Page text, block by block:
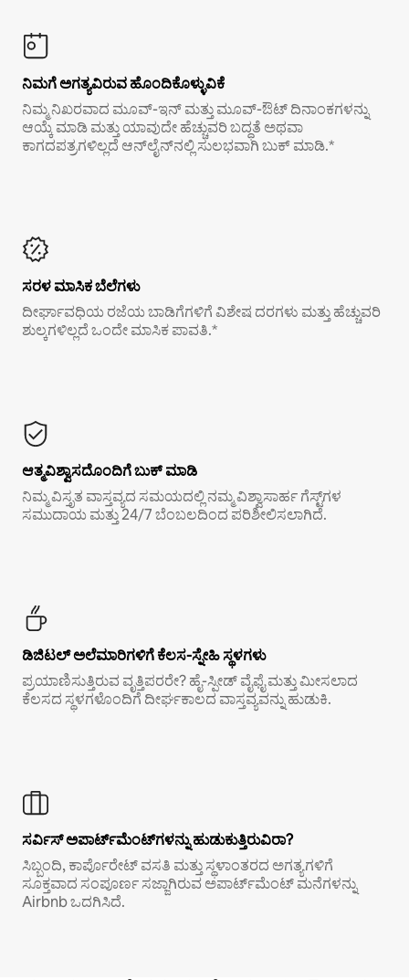
ನಿಮಗೆ ಅಗತ್ಯವಿರುವ ಹೊಂದಿಕೊಳ್ಳುವಿಕೆ
ನಿಮ್ಮ ನಿಖರವಾದ ಮೂವ್-ಇನ್ ಮತ್ತು ಮೂವ್-ಔಟ್ ದಿನಾಂಕಗಳನ್ನು
ಆಯ್ಕೆ ಮಾಡಿ ಮತ್ತು ಯಾವುದೇ ಹೆಚ್ಚುವರಿ ಬದ್ಧತೆ ಅಥವಾ
ಕಾಗದಪತ್ರಗಳಿಲ್ಲದೆ ಆನ್‌ಲೈನ್‌ನಲ್ಲಿ ಸುಲಭವಾಗಿ ಬುಕ್ ಮಾಡಿ.*
ಸರಳ ಮಾಸಿಕ ಬೆಲೆಗಳು
ದೀರ್ಘಾವಧಿಯ ರಜೆಯ ಬಾಡಿಗೆಗಳಿಗೆ ವಿಶೇಷ ದರಗಳು ಮತ್ತು ಹೆಚ್ಚುವರಿ
ಶುಲ್ಕಗಳಿಲ್ಲದೆ ಒಂದೇ ಮಾಸಿಕ ಪಾವತಿ.*
ಆತ್ಮವಿಶ್ವಾಸದೊಂದಿಗೆ ಬುಕ್ ಮಾಡಿ
ನಿಮ್ಮ ವಿಸ್ತೃತ ವಾಸ್ತವ್ಯದ ಸಮಯದಲ್ಲಿ ನಮ್ಮ ವಿಶ್ವಾಸಾರ್ಹ ಗೆಸ್ಟ್‌ಗಳ
ಸಮುದಾಯ ಮತ್ತು 24/7 ಬೆಂಬಲದಿಂದ ಪರಿಶೀಲಿಸಲಾಗಿದೆ.
ಡಿಜಿಟಲ್ ಅಲೆಮಾರಿಗಳಿಗೆ ಕೆಲಸ-ಸ್ನೇಹಿ ಸ್ಥಳಗಳು
ಪ್ರಯಾಣಿಸುತ್ತಿರುವ ವೃತ್ತಿಪರರೇ? ಹೈ-ಸ್ಪೀಡ್ ವೈಫೈ ಮತ್ತು ಮೀಸಲಾದ
ಕೆಲಸದ ಸ್ಥಳಗಳೊಂದಿಗೆ ದೀರ್ಘಕಾಲದ ವಾಸ್ತವ್ಯವನ್ನು ಹುಡುಕಿ.
ಸರ್ವಿಸ್ ಅಪಾರ್ಟ್‌ಮೆಂಟ್‌ಗಳನ್ನು ಹುಡುಕುತ್ತಿರುವಿರಾ?
ಸಿಬ್ಬಂದಿ, ಕಾರ್ಪೊರೇಟ್ ವಸತಿ ಮತ್ತು ಸ್ಥಳಾಂತರದ ಅಗತ್ಯಗಳಿಗೆ
ಸೂಕ್ತವಾದ ಸಂಪೂರ್ಣ ಸಜ್ಜಾಗಿರುವ ಅಪಾರ್ಟ್‌ಮೆಂಟ್ ಮನೆಗಳನ್ನು
Airbnb ಒದಗಿಸಿದೆ.